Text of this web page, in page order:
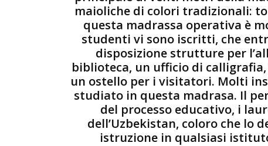
maioliche di colori tradizionali:
questa madrassa operativa è
studenti vi sono iscritti, che
disposizione strutture per
biblioteca, un ufficio di
un ostello per i visitatori. Molti
studiato in questa madrasa. Il
del processo educativo, i
dell’Uzbekistan, coloro che lo
istruzione in qualsiasi